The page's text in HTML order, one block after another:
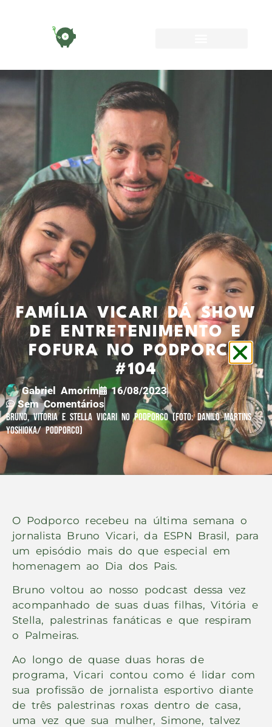
FAMÍLIA VICARI DÁ SHOW
DE ENTRETENIMENTO E
FOFURA NO PODPORCO
#104
Gabriel Amorim
16/08/2023
Sem Comentários
Bruno, Vitoria E Stella Vicari No Podporco (Foto: Danilo Martins
Yoshioka/ Podporco)
O Podporco recebeu na última semana o
jornalista Bruno Vicari, da ESPN Brasil, para
um episódio mais do que especial em
homenagem ao Dia dos Pais.
Bruno voltou ao nosso podcast dessa vez
acompanhado de suas duas filhas, Vitória e
Stella, palestrinas fanáticas e que respiram
o Palmeiras.
Ao longo de quase duas horas de
programa, Vicari contou como é lidar com
sua profissão de jornalista esportivo diante
de três palestrinas roxas dentro de casa,
uma vez que sua mulher, Simone, talvez